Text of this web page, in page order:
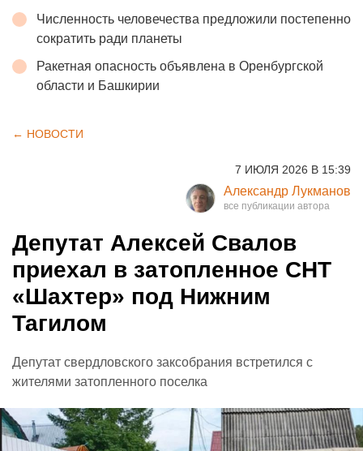
Численность человечества предложили постепенно
сократить ради планеты
Ракетная опасность объявлена в Оренбургской
области и Башкирии
← НОВОСТИ
7 ИЮЛЯ 2026 В 15:39
Александр Лукманов
Депутат Алексей Свалов
приехал в затопленное СНТ
«Шахтер» под Нижним
Тагилом
Депутат свердловского заксобрания встретился с
жителями затопленного поселка